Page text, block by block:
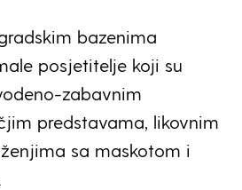
bazenima
posjetitelje koji su
zabavnim
predstavama, likovnim
sa maskotom i